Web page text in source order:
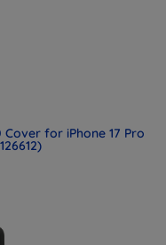
for iPhone 17 Pro